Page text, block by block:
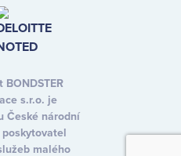
s.r.o. je
České národní
malého